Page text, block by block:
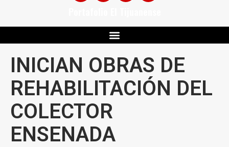
INICIAN OBRAS DE
REHABILITACIÓN DEL
COLECTOR
ENSENADA